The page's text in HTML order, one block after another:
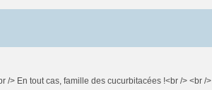
/> En tout cas, famille des cucurbitacées !<br /> <br />